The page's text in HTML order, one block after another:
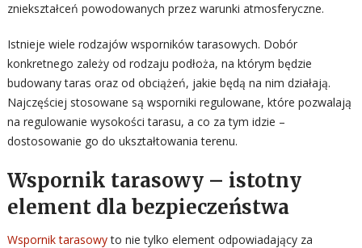
zniekształceń powodowanych przez warunki atmosferyczne.
Istnieje wiele rodzajów wsporników tarasowych. Dobór
konkretnego zależy od rodzaju podłoża, na którym będzie
budowany taras oraz od obciążeń, jakie będą na nim działają.
Najczęściej stosowane są wsporniki regulowane, które pozwalają
na regulowanie wysokości tarasu, a co za tym idzie –
dostosowanie go do ukształtowania terenu.
Wspornik tarasowy – istotny
element dla bezpieczeństwa
Wspornik tarasowyto nie tylko element odpowiadający za